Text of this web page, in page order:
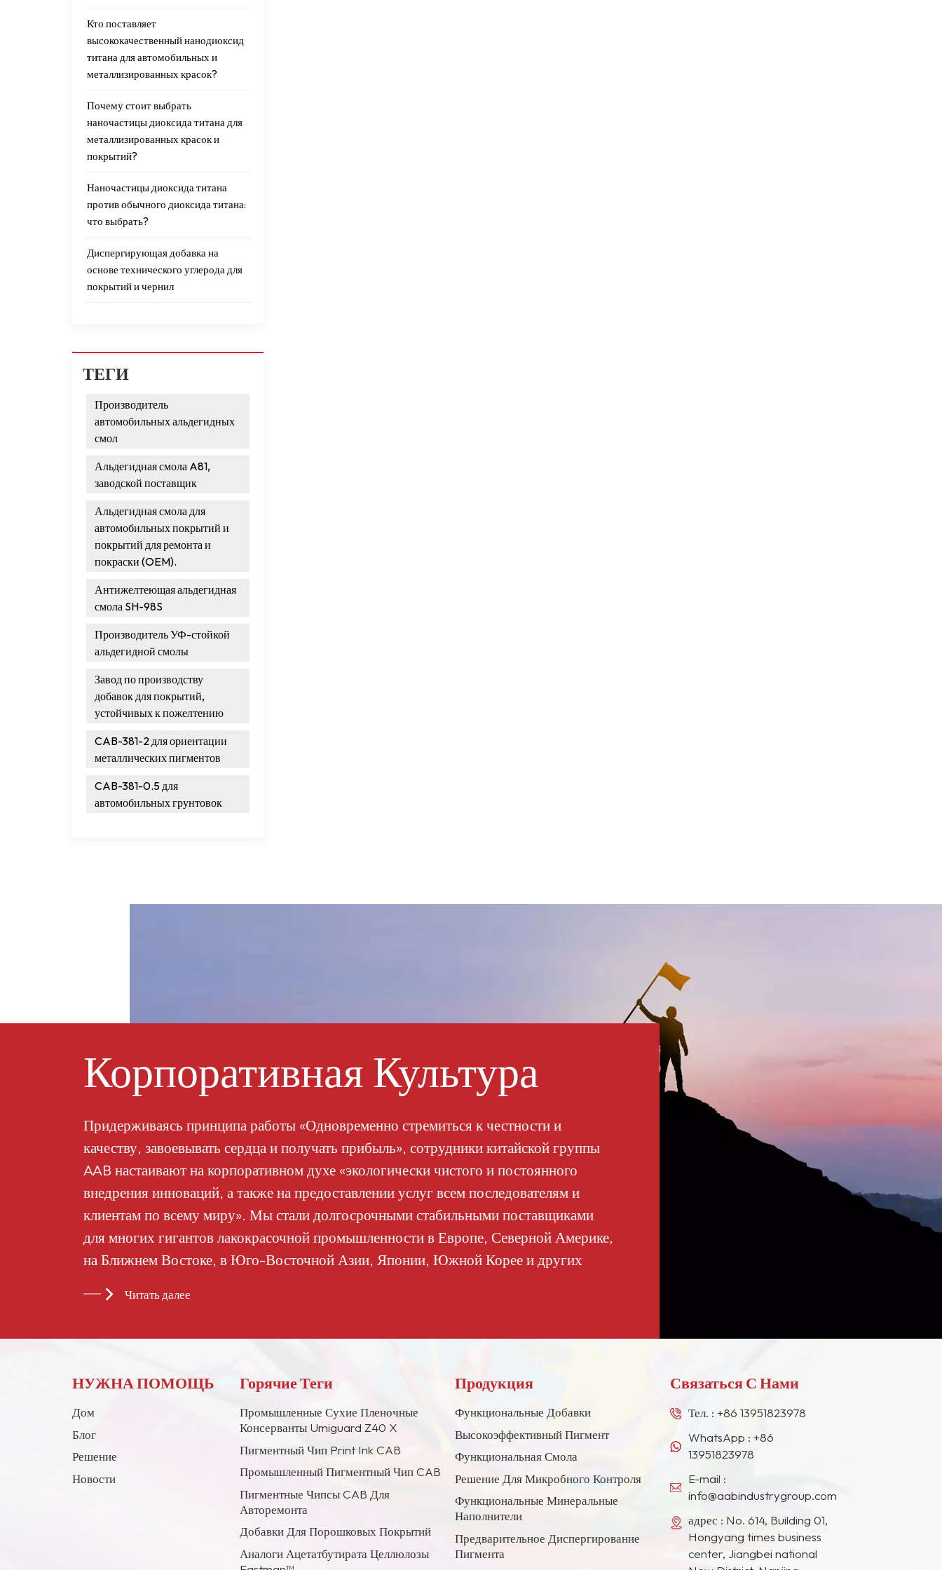
Кто поставляет
высококачественный нанодиоксид
титана для автомобильных и
металлизированных красок?
Почему стоит выбрать
наночастицы диоксида титана для
металлизированных красок и
покрытий?
Наночастицы диоксида титана
против обычного диоксида титана:
что выбрать?
Диспергирующая добавка на
основе технического углерода для
покрытий и чернил
ТЕГИ
Производитель
автомобильных альдегидных
смол
Альдегидная смола A81,
заводской поставщик
Альдегидная смола для
автомобильных покрытий и
покрытий для ремонта и
покраски (OEM).
Антижелтеющая альдегидная
смола SH-98S
Производитель УФ-стойкой
альдегидной смолы
Завод по производству
добавок для покрытий,
устойчивых к пожелтению
CAB-381-2 для ориентации
металлических пигментов
CAB-381-0.5 для
автомобильных грунтовок
Корпоративная Культура
Придерживаясь принципа работы «Одновременно стремиться к честности и
качеству, завоевывать сердца и получать прибыль», сотрудники китайской группы
AAB настаивают на корпоративном духе «экологически чистого и постоянного
внедрения инноваций, а также на предоставлении услуг всем последователям и
клиентам по всему миру». Мы стали долгосрочными стабильными поставщиками
для многих гигантов лакокрасочной промышленности в Европе, Северной Америке,
на Ближнем Востоке, в Юго-Восточной Азии, Японии, Южной Корее и других
Читать далее
НУЖНА ПОМОЩЬ
Дом
Блог
Решение
Новости
Горячие Теги
Промышленные Сухие Пленочные
Консерванты Umiguard Z40 X
Пигментный Чип Print Ink CAB
Промышленный Пигментный Чип CAB
Пигментные Чипсы CAB Для
Авторемонта
Добавки Для Порошковых Покрытий
Аналоги Ацетатбутирата Целлюлозы
Продукция
Функциональные Добавки
Высокоэффективный Пигмент
Функциональная Смола
Решение Для Микробного Контроля
Функциональные Минеральные
Наполнители
Предварительное Диспергирование
Пигмента
Связаться С Нами
Тел. :+86 13951823978
WhatsApp :+86
13951823978
E-mail :
info@aabindustrygroup.com
адрес : No. 614, Building 01,
Hongyang times business
center, Jiangbei national